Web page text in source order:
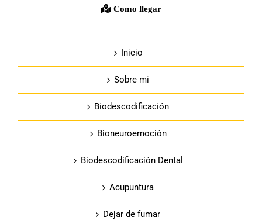
Como llegar
Inicio
Sobre mi
Biodescodificación
Bioneuroemoción
Biodescodificación Dental
Acupuntura
Dejar de fumar